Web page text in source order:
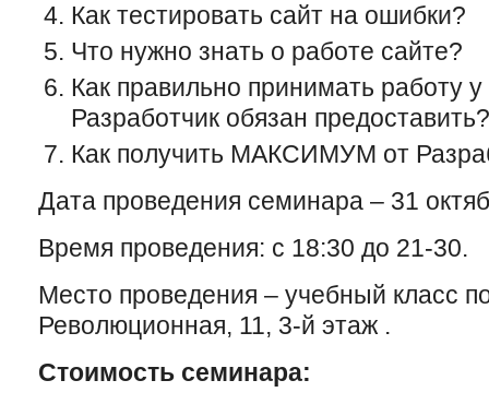
Как тестировать сайт на ошибки?
Что нужно знать о работе сайте?
Как правильно принимать работу
Разработчик обязан предоставить?
Как получить МАКСИМУМ от
Дата проведения семинара – 31
Время проведения: с 18:30 до 21-30.
Место проведения – учебный класс
Революционная, 11, 3-й этаж .
Стоимость семинара: